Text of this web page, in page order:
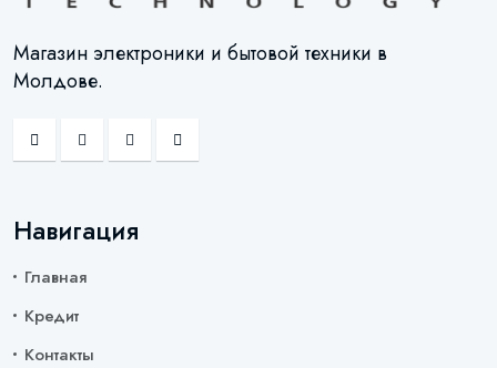
Магазин электроники и бытовой техники в
Молдове.
Навигация
Главная
Кредит
Контакты